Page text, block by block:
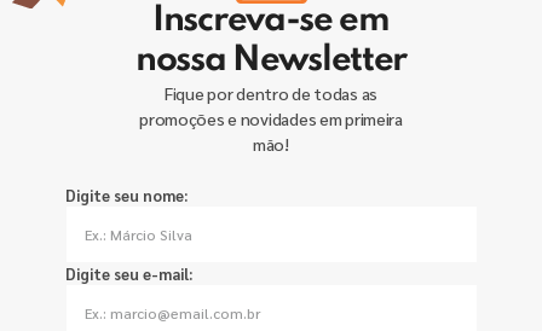
Inscreva-se em
nossa Newsletter
Fique por dentro de todas as
promoções e novidades em primeira
mão!
Digite seu nome:
Digite seu e-mail: